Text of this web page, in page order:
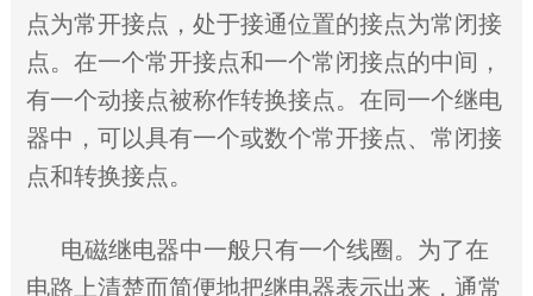
点为常开接点，处于接通位置的接点为常闭接
点。在一个常开接点和一个常闭接点的中间，
有一个动接点被称作转换接点。在同一个继电
器中，可以具有一个或数个常开接点、常闭接
点和转换接点。
电磁继电器中一般只有一个线圈。为了在
电路上清楚而简便地把继电器表示出来，通常